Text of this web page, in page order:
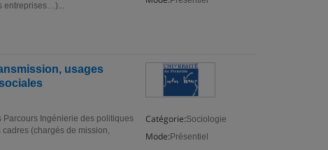
entreprises…)...
usages
Catégorie:Sociologie
Mode: Présentiel
Parcours Ingénierie des politiques
(chargés de mission,